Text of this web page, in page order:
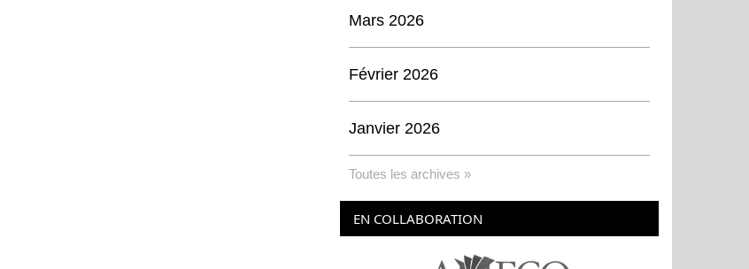
Mars 2026
Février 2026
Janvier 2026
Toutes les archives »
EN COLLABORATION